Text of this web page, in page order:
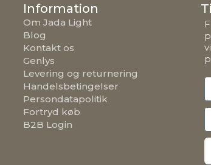
Information
Om Jada Light
Blog
Kontakt os
Genlys
Levering og returnering
Handelsbetingelser
Persondatapolitik
Fortryd køb
B2B Login